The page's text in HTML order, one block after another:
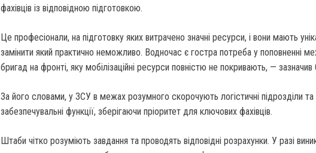
фахівців із відповідною підготовкою.
Це професіонали, на підготовку яких витрачено значні ресурси, і вони мають
замінити який практично неможливо. Водночас є гостра потреба у поповненні
бригад на фронті, яку мобілізаційні ресурси повністю не покривають, — зазначив
За його словами, у ЗСУ в межах розумного скорочують логістичні підрозділи та
забезпечувальні функції, зберігаючи пріоритет для ключових фахівців.
Штаби чітко розуміють завдання та проводять відповідні розрахунки. У разі